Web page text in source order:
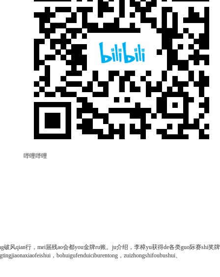
哔哩哔哩
风qian行，mei届残ao会都you金牌ru账。ju介绍，李樟yu获得de各类guo际赛shi奖牌
，bohuigufenduiciburentong，zuizhongshifoubushui、